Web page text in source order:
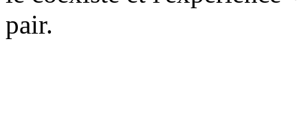
pair.